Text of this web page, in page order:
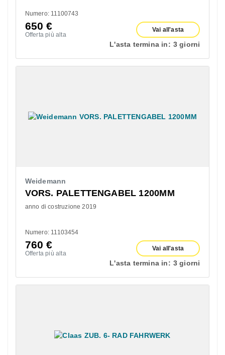
Numero: 11100743
650€
Offerta più alta
Vai all'asta
L'asta termina in: 3 giorni
Weidemann
VORS. PALETTENGABEL 1200MM
anno di costruzione 2019
Numero: 11103454
760€
Offerta più alta
Vai all'asta
L'asta termina in: 3 giorni